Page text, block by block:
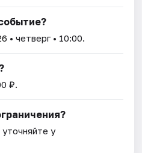
• четверг • 10:00.
₽.
у